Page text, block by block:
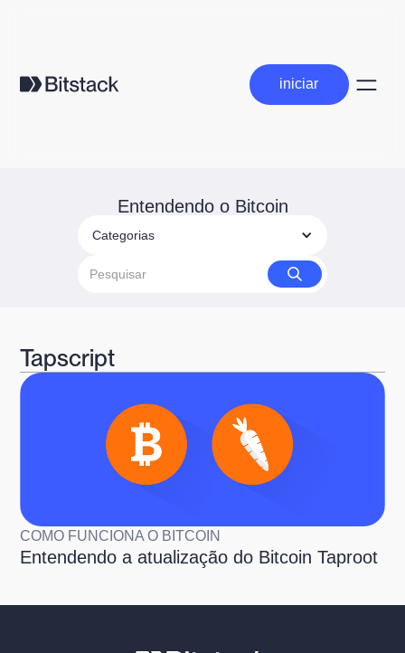
iniciar
iniciar
Entendendo o Bitcoin
Categorias
Tapscript
COMO FUNCIONA O BITCOIN
Entendendo a atualização do Bitcoin Taproot